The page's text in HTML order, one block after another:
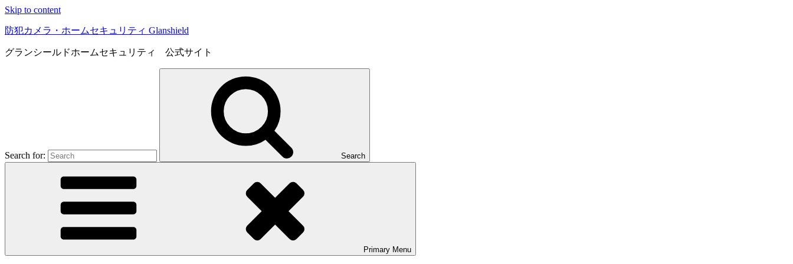
Skip to content
防犯カメラ・ホームセキュリティ Glanshield
グランシールドホームセキュリティ 公式サイト
Search for: Search
Primary Menu